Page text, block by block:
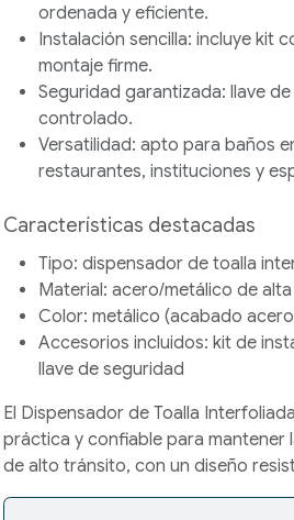
ordenada y eficiente.
Instalación sencilla: incluye kit
montaje firme.
Seguridad garantizada: llave
controlado.
Versatilidad: apto para baños
restaurantes, instituciones y
Características destacadas
Tipo: dispensador de toalla
Material: acero/metálico de
Color: metálico (acabado
Accesorios incluidos: kit de
llave de seguridad
El Dispensador de Toalla
práctica y confiable para mantener
de alto tránsito, con un diseño